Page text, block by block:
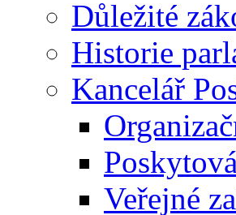
Důležité
Historie
Kancelář
Veřejné